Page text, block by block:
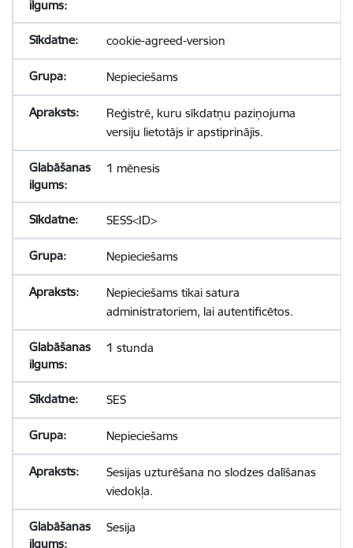
cookie-agreed-version
Nepieciešams
Reģistrē, kuru sīkdatņu paziņojuma
versiju lietotājs ir apstiprinājis.
1 mēnesis
SESS<ID>
Nepieciešams
Nepieciešams tikai satura
administratoriem, lai autentificētos.
1 stunda
SES
Nepieciešams
Sesijas uzturēšana no slodzes dalīšanas
viedokļa.
Sesija